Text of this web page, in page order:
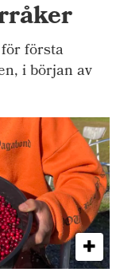
första
i början av